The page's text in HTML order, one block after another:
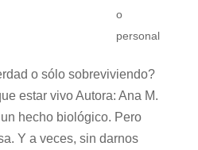
o
personal
o sólo sobreviviendo?
estar vivo Autora: Ana M.
hecho biológico. Pero
Y a veces, sin darnos